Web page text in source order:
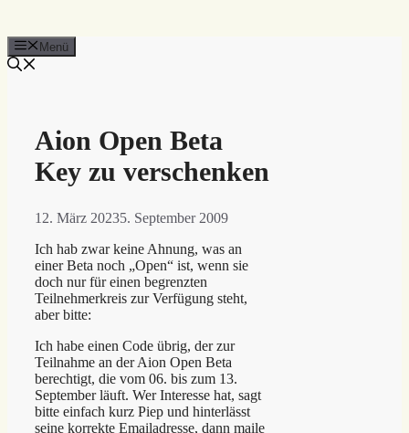
Menü
Aion Open Beta
Key zu verschenken
12. März 20235. September 2009
Ich hab zwar keine Ahnung, was an
einer Beta noch „Open“ ist, wenn sie
doch nur für einen begrenzten
Teilnehmerkreis zur Verfügung steht,
aber bitte:
Ich habe einen Code übrig, der zur
Teilnahme an der Aion Open Beta
berechtigt, die vom 06. bis zum 13.
September läuft. Wer Interesse hat, sagt
bitte einfach kurz Piep und hinterlässt
seine korrekte Emailadresse, dann maile